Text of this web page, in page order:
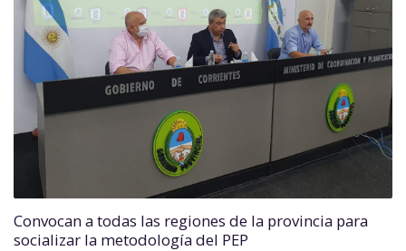
Convocan a todas las regiones de la provincia para
socializar la metodología del PEP